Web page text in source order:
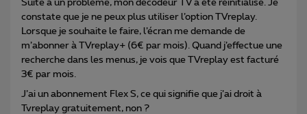
Suite à un problème, mon décodeur TV a été réinitialisé. Je
constate que je ne peux plus utiliser l’option TVreplay.
Lorsque je souhaite le faire, l’écran me demande de
m’abonner à TVreplay+ (6€ par mois). Quand j’effectue une
recherche dans les menus, je vois que TVreplay est facturé
3€ par mois.
J’ai un abonnement Flex S, ce qui signifie que j’ai droit à
Tvreplay gratuitement, non ?